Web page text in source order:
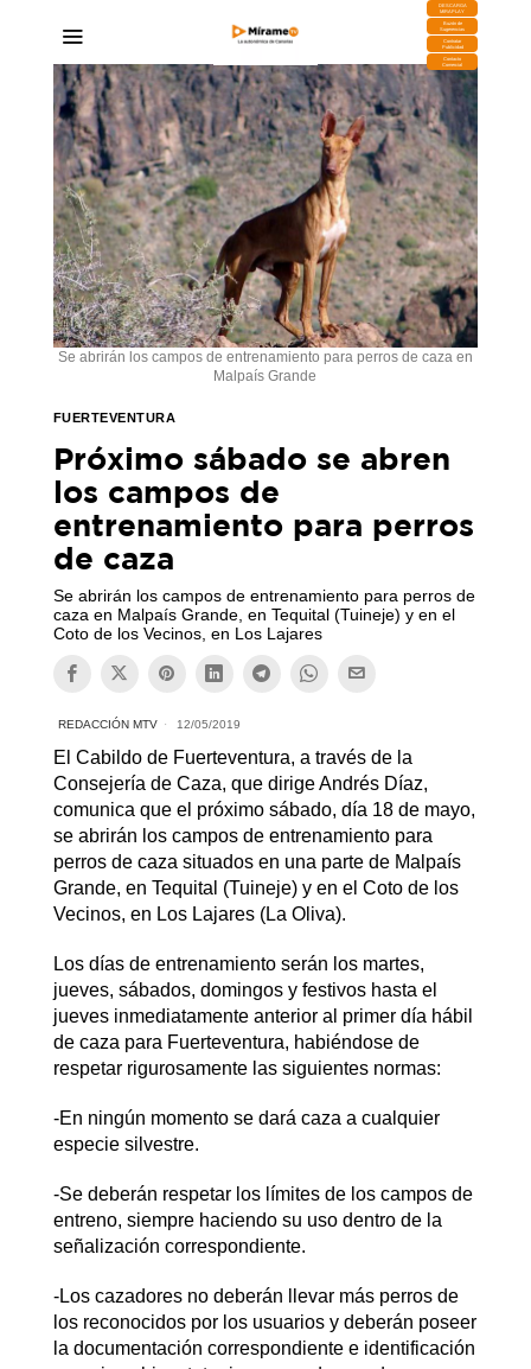
DESCARGA
MIRAPLAY
Buzón de
Sugerencias
Contratar
Publicidad
Contacto
Comercial
Se abrirán los campos de entrenamiento para perros de caza en
Malpaís Grande
FUERTEVENTURA
Próximo sábado se abren
los campos de
entrenamiento para perros
de caza
Se abrirán los campos de entrenamiento para perros de
caza en Malpaís Grande, en Tequital (Tuineje) y en el
Coto de los Vecinos, en Los Lajares
REDACCIÓN MTV 12/05/2019
El Cabildo de Fuerteventura, a través de la
Consejería de Caza, que dirige Andrés Díaz,
comunica que el próximo sábado, día 18 de mayo,
se abrirán los campos de entrenamiento para
perros de caza situados en una parte de Malpaís
Grande, en Tequital (Tuineje) y en el Coto de los
Vecinos, en Los Lajares (La Oliva).
Los días de entrenamiento serán los martes,
jueves, sábados, domingos y festivos hasta el
jueves inmediatamente anterior al primer día hábil
de caza para Fuerteventura, habiéndose de
respetar rigurosamente las siguientes normas:
-En ningún momento se dará caza a cualquier
especie silvestre.
-Se deberán respetar los límites de los campos de
entreno, siempre haciendo su uso dentro de la
señalización correspondiente.
-Los cazadores no deberán llevar más perros de
los reconocidos por los usuarios y deberán poseer
la documentación correspondiente e identificación